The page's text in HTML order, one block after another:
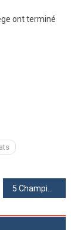
UNSSont terminé